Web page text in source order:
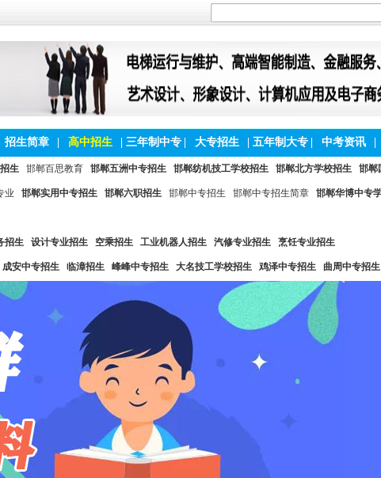
招生简章 高中招生 三年制中专 大专招生 五年制大专 中考资讯
生 邯郸百思教育 邯郸五洲中专招生 邯郸纺机技工学校招生 邯郸北方学校招生 邯郸
业 邯郸实用中专招生 邯郸六职招生 邯郸中专招生 邯郸中专招生简章 邯郸华博中专
招生 设计专业招生 空乘招生 工业机器人招生 汽修专业招生 烹饪专业招生
成安中专招生 临漳招生 峰峰中专招生 大名技工学校招生 鸡泽中专招生 曲周中专招生